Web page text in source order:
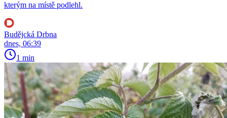
kterým na místě podlehl.
Budějcká Drbna
dnes, 06:39
1 min